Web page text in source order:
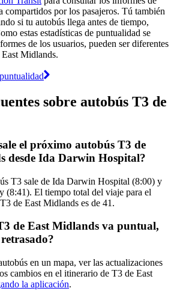
compartidos por los pasajeros. Tú también
si tu autobús llega antes de tiempo,
estas estadísticas de puntualidad se
de los usuarios, pueden ser diferentes
Midlands.
sobre autobús T3 de
el próximo autobús T3 de
desde Ida Darwin Hospital?
T3 sale de Ida Darwin Hospital (8:00) y
(8:41). El tiempo total del viaje para el
de East Midlands es de 41.
de East Midlands va puntual,
en un mapa, ver las actualizaciones
cambios en el itinerario de T3 de East
la aplicación.